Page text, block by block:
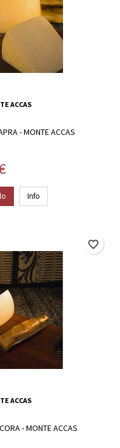
ACCAS
- MONTE ACCAS
Info
ACCAS
- MONTE ACCAS
favorite_border